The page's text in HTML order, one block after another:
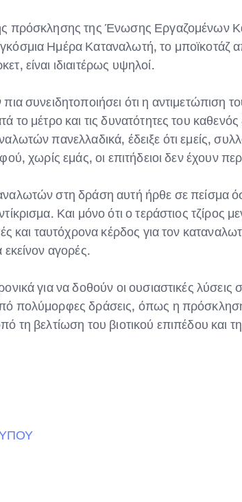
πρόσκλησης της Ένωσης Εργαζομένων
Ημέρα Καταναλωτή, το μποϊκοτάζ
είναι ιδιαιτέρως υψηλοί.
συνειδητοποιήσει ότι η αντιμετώπιση
το μέτρο και τις δυνατότητες του
πανελλαδικά, έδειξε ότι εμείς,
χωρίς εμάς, οι επιτήδειοι δεν έχουν
στη δράση αυτή ήρθε σε πείσμα
Και μόνο ότι ο τεράστιος
και ταυτόχρονα κέρδος για τον
εκείνον αγορές.
για να δοθούν οι ουσιαστικές λύσεις
πολύμορφες δράσεις, όπως η
τη βελτίωση του βιοτικού επιπέδου και